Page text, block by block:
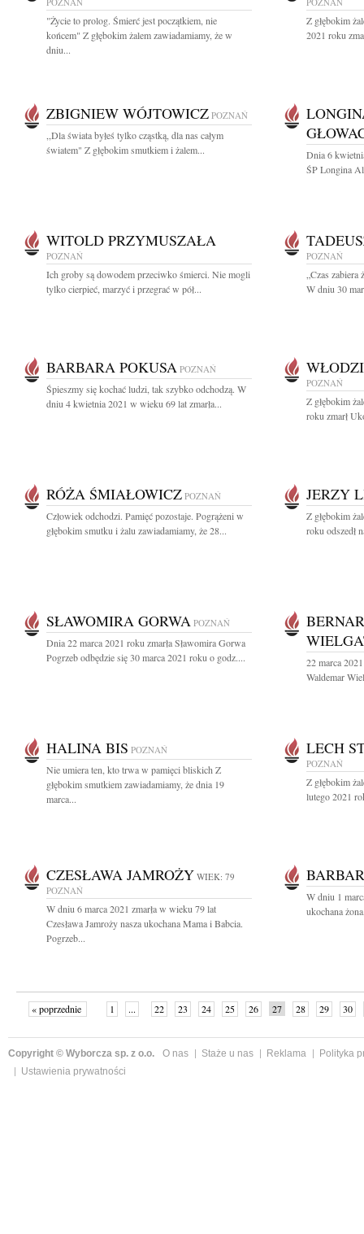
"Życie to prolog. Śmierć jest początkiem, nie
końcem" Z głębokim żalem zawiadamiamy, że w
dniu...
Z głębokim
2021 roku
ZBIGNIEW WÓJTOWICZ POZNAŃ
,,Dla świata byłeś tylko cząstką, dla nas całym
światem" Z głębokim smutkiem i żalem...
Dnia 6
ŚP Longina
WITOLD PRZYMUSZAŁA
POZNAŃ
Ich groby są dowodem przeciwko śmierci. Nie mogli
tylko cierpieć, marzyć i przegrać w pół...
POZNAŃ
„Czas
W dniu 30
BARBARA POKUSA POZNAŃ
Śpieszmy się kochać ludzi, tak szybko odchodzą. W
dniu 4 kwietnia 2021 w wieku 69 lat zmarła...
POZNAŃ
Z głębokim
roku zmarł
RÓŻA ŚMIAŁOWICZ POZNAŃ
Człowiek odchodzi. Pamięć pozostaje. Pogrążeni w
głębokim smutku i żalu zawiadamiamy, że 28...
JERZY
Z głębokim
roku odszedł
SŁAWOMIRA GORWA POZNAŃ
Dnia 22 marca 2021 roku zmarła Sławomira Gorwa
Pogrzeb odbędzie się 30 marca 2021 roku o godz....
22 marca
Waldemar
HALINA BIS POZNAŃ
Nie umiera ten, kto trwa w pamięci bliskich Z
głębokim smutkiem zawiadamiamy, że dnia 19
marca...
LECH
POZNAŃ
Z głębokim
lutego 2021
CZESŁAWA JAMROŻY WIEK: 79
POZNAŃ
W dniu 6 marca 2021 zmarła w wieku 79 lat
Czesława Jamroży nasza ukochana Mama i Babcia.
Pogrzeb...
W dniu 1
ukochana
« poprzednie 1 ... 22 23 24 25 26 27 28 29
30
Copyright © Wyborcza sp. z o.o. O nas Staże u nas Reklama
Polityka
Ustawienia prywatności